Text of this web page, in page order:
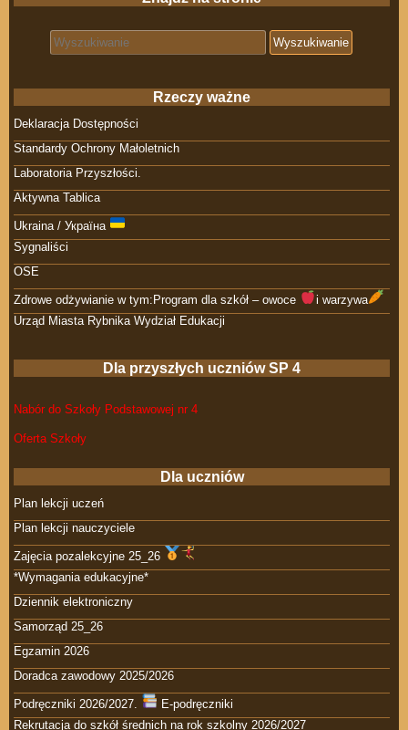
Search for:
Rzeczy ważne
Deklaracja Dostępności
Standardy Ochrony Małoletnich
Laboratoria Przyszłości.
Aktywna Tablica
Ukraina / Україна
Sygnaliści
OSE
Zdrowe odżywianie w tym:Program dla szkół – owoce
i warzywa
Urząd Miasta Rybnika Wydział Edukacji
Dla przyszłych uczniów SP 4
Nabór do Szkoły Podstawowej nr 4
Oferta Szkoły
Dla uczniów
Plan lekcji uczeń
Plan lekcji nauczyciele
Zajęcia pozalekcyjne 25_26
*Wymagania edukacyjne*
Dziennik elektroniczny
Samorząd 25_26
Egzamin 2026
Doradca zawodowy 2025/2026
Podręczniki 2026/2027.
E-podręczniki
Rekrutacja do szkół średnich na rok szkolny 2026/2027